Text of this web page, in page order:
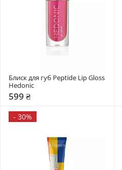
Блиск для губ Peptide Lip Gloss
Hedonic
599 ₴
- 30%